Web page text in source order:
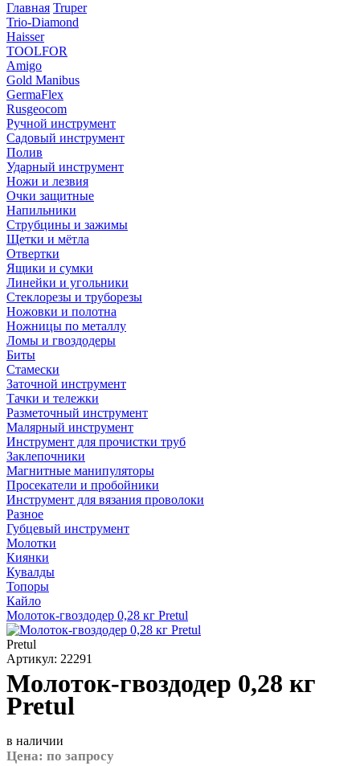
Главная Truper
Trio-Diamond
Haisser
TOOLFOR
Amigo
Gold Manibus
GermaFlex
Rusgeocom
Ручной инструмент
Садовый инструмент
Полив
Ударный инструмент
Ножи и лезвия
Очки защитные
Напильники
Струбцины и зажимы
Щетки и мётла
Отвертки
Ящики и сумки
Линейки и угольники
Стеклорезы и труборезы
Ножовки и полотна
Ножницы по металлу
Ломы и гвоздодеры
Биты
Стамески
Заточной инструмент
Тачки и тележки
Разметочный инструмент
Малярный инструмент
Инструмент для прочистки труб
Заклепочники
Магнитные манипуляторы
Просекатели и пробойники
Инструмент для вязания проволоки
Разное
Губцевый инструмент
Молотки
Киянки
Кувалды
Топоры
Кайло
Молоток-гвоздодер 0,28 кг Pretul
Pretul
Артикул: 22291
Молоток-гвоздодер 0,28 кг
Pretul
в наличии
Цена: по запросу